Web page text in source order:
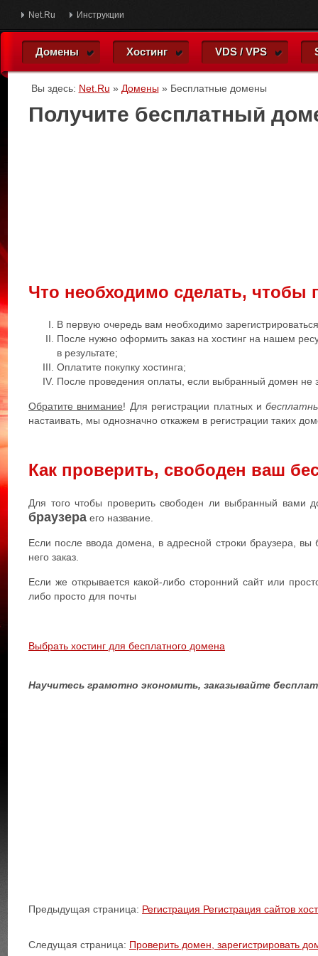
Net.Ru Инструкции
Домены Хостинг VDS / VPS
Вы здесь: Net.Ru » Домены » Бесплатные домены
Получите бесплатный
Что необходимо сделать,
В первую очередь вам необходимо
После нужно оформить заказ на хостинг на нашем
в результате;
Оплатите покупку хостинга;
После проведения оплаты, если выбранный домен не
Обратите внимание! Для регистрации платных и
настаивать, мы однозначно откажем в регистрации таких
Как проверить, свободен ваш
Для того чтобы проверить свободен ли выбранный вами
браузера его название.
Если после ввода домена, в адресной строки браузера,
него заказ.
Если же открывается какой-либо сторонний сайт или
либо просто для почты
Выбрать хостинг для бесплатного домена
Научитесь грамотно экономить, заказывайте
Предыдущая страница: Регистрация Регистрация сайтов
Следущая страница: Проверить домен, зарегистрировать